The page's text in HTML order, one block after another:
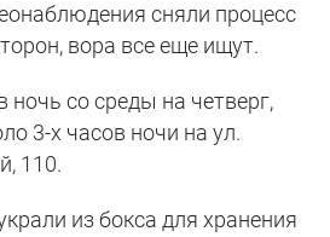
сняли процесс
вора все еще ищут.
со среды на четверг,
3-х часов ночи на ул.
110.
из бокса для хранения